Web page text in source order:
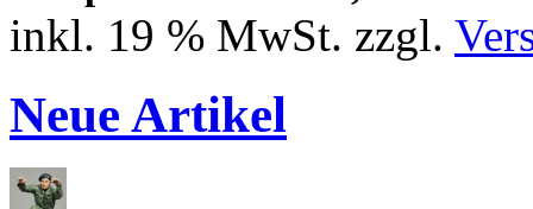
inkl. 19 % MwSt. zzgl.
Neue Artikel